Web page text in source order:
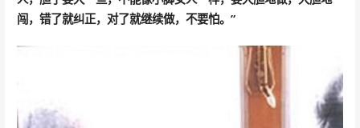
闯，错了就纠正，对了就继续做，不要怕。”